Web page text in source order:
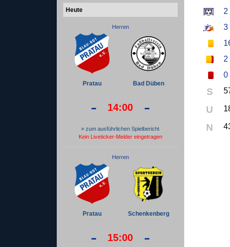
Heute
Herren
Pratau Bad Düben
- 14:00 -
» zum ausführlichen Spielbericht
Kein Liveticker-Melder eingetragen
Herren
Pratau Schenkenberg
- 15:00 -
2
3
2
0
S
U
N